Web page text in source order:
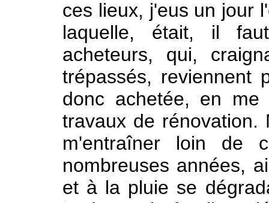
ces lieux, j'eus un jour
laquelle, était, il
acheteurs, qui,
trépassés, reviennent
donc achetée, en
travaux de rénovation.
m'entraîner loin de
nombreuses années,
et à la pluie se